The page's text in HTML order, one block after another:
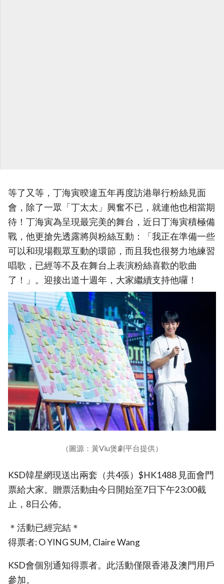
等了又等，丁海寅暌違五年再度訪港舉行粉絲見面
會，除了一眾「丁太太」興奮不已，就連他也相當期
待！丁海寅為呈現最完美的舞台，近日丁海寅積極備
戰，他更搶先透露將與粉絲互動：「我正在準備一些
可以和現場觀眾互動的環節，而且我也很努力地練習
唱歌，已經等不及在舞台上表演粉絲喜歡的歌曲
了！」。迎接出道十週年，大家繼續支持他囉！
（圖源：黃Viu煲劇平台提供）
KSD韓星網現送出兩套（共4張）$HK1488 見面會門
票給大家。贈票活動由今日開始至7日下午23:00截
止，8日公佈。
＊活動已經完結＊
得票者: O YING SUM, Claire Wang
KSD會個別通知得票者。此活動僅限香港及澳門用戶
參加。